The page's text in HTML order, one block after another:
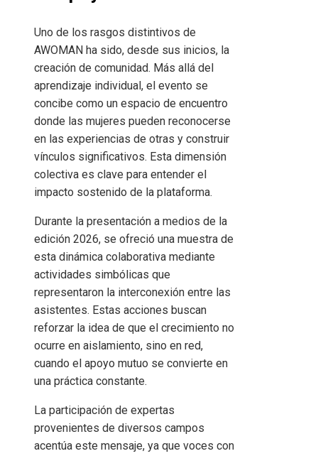
Uno de los rasgos distintivos de
AWOMAN ha sido, desde sus inicios, la
creación de comunidad. Más allá del
aprendizaje individual, el evento se
concibe como un espacio de encuentro
donde las mujeres pueden reconocerse
en las experiencias de otras y construir
vínculos significativos. Esta dimensión
colectiva es clave para entender el
impacto sostenido de la plataforma.
Durante la presentación a medios de la
edición 2026, se ofreció una muestra de
esta dinámica colaborativa mediante
actividades simbólicas que
representaron la interconexión entre las
asistentes. Estas acciones buscan
reforzar la idea de que el crecimiento no
ocurre en aislamiento, sino en red,
cuando el apoyo mutuo se convierte en
una práctica constante.
La participación de expertas
provenientes de diversos campos
acentúa este mensaje, ya que voces con